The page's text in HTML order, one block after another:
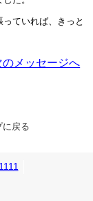
ていれば、きっと
のメッセージへ
に戻る